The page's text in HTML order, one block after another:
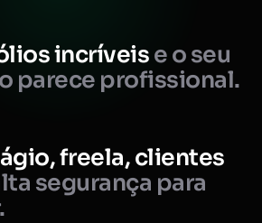
incríveise o seu
parece profissional.
freela, clientes
segurança para